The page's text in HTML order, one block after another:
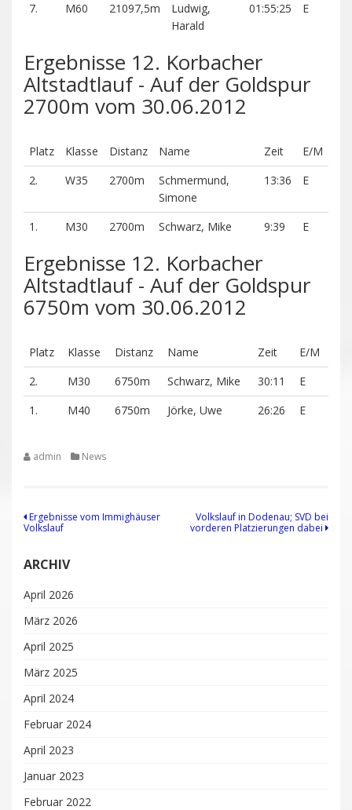
7. M60 21097,5m
Ludwig,
Harald
01:55:25 E
Ergebnisse 12. Korbacher
Altstadtlauf - Auf der Goldspur
2700m vom 30.06.2012
Platz Klasse Distanz Name Zeit
E/M
2.
W35 2700m
Schmermund,
Simone
13:36 E
1. M30 2700m Schwarz, Mike 9:39 E
Ergebnisse 12. Korbacher
Altstadtlauf - Auf der Goldspur
6750m vom 30.06.2012
Platz Klasse Distanz Name Zeit
E/M
2.
M30 6750m Schwarz, Mike 30:11
E
1.
M40 6750m Jörke, Uwe 26:26 E
admin News
Beitragsnavigation
Ergebnisse vom Immighäuser
Volkslauf
Volkslauf in Dodenau; SVD bei
vorderen Platzierungen dabei
ARCHIV
April 2026
März 2026
April 2025
März 2025
April 2024
Februar 2024
April 2023
Januar 2023
Februar 2022